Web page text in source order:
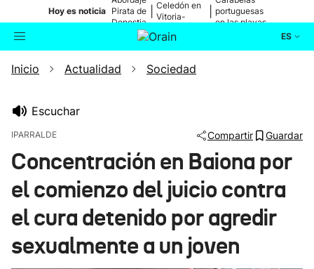
Hoy es noticia Pirata de
Donostia
Celedón en
Vitoria-
portuguesas
en las playas
ES
Buscador Actualidad
Ikusmiran
Eguraldia
Inicio Actualidad Sociedad
Escuchar
IPARRALDE Compartir Guardar
Concentración en Baiona por
el comienzo del juicio contra
el cura detenido por agredir
sexualmente a un joven